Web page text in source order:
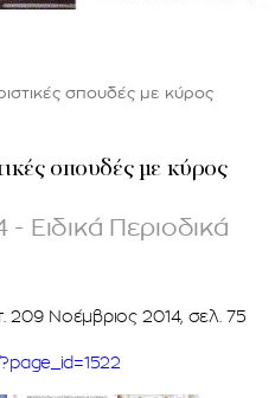
σπουδές με κύρος
σπουδές με κύρος
Ειδικά Περιοδικά
209 Νοέμβριος 2014, σελ. 75